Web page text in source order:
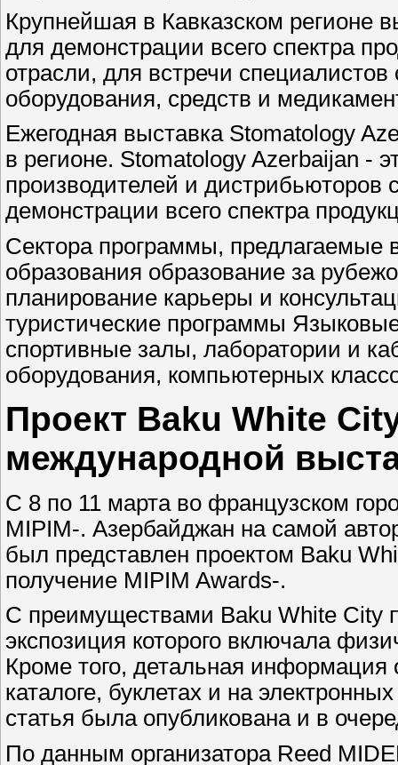
Крупнейшая в Кавказском регионе
для демонстрации всего спектра
отрасли, для встречи
оборудования, средств и
Ежегодная выставка Stomatology
в регионе. Stomatology Azerbaijan -
производителей и дистрибьюторов
демонстрации всего спектра
Сектора программы,
образования образование за
планирование карьеры и
туристические программы
спортивные залы, лаборатории и
оборудования, компьютерных
Проект Baku White
международной
С 8 по 11 марта во французском
MIPIM-. Азербайджан на самой
был представлен проектом Baku
получение MIPIM Awards-.
С преимуществами Baku White City
экспозиция которого включала
Кроме того, детальная
каталоге, буклетах и на
статья была опубликована и в
По данным организатора Reed